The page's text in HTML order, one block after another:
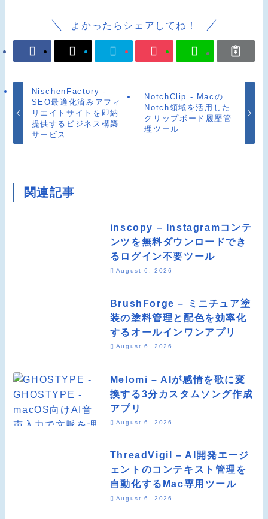
よかったらシェアしてね！
NischenFactory -
SEO最適化済みアフィ
リエイトサイトを即納
提供するビジネス構築
サービス
NotchClip - Macの
Notch領域を活用した
クリップボード履歴管
理ツール
関連記事
inscopy – Instagramコンテ
ンツを無料ダウンロードでき
るログイン不要ツール
August 6, 2026
BrushForge – ミニチュア塗
装の塗料管理と配色を効率化
するオールインワンアプリ
August 6, 2026
Melomi – AIが感情を歌に変
換する3分カスタムソング作成
アプリ
August 6, 2026
ThreadVigil – AI開発エージ
ェントのコンテキスト管理を
自動化するMac専用ツール
August 6, 2026